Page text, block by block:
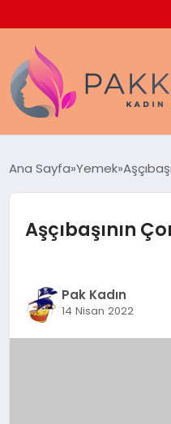
KADIN
SAĞLIK
SPOR & FITNESS
Ana Sayfa Yemek
Aşçıbaşının
Pak Kadın
14 Nisan 2022